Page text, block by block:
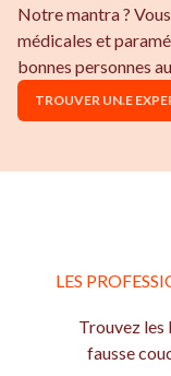
Notre mantra ?
médicales et
bonnes personnes
TROUVER UN.E
LES
Trouvez les
fausse